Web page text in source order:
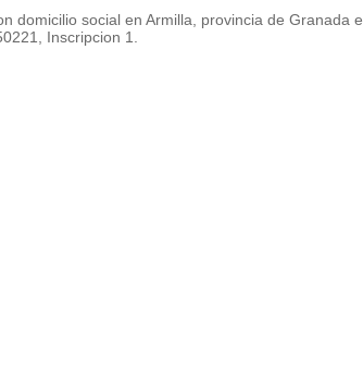
social en Armilla, provincia de Granada
Inscripcion 1.